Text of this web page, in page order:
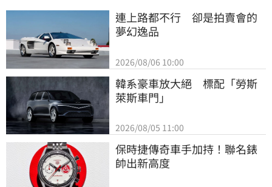
連上路都不行　卻是拍賣會的
夢幻逸品
2026/08/06 10:00
韓系豪車放大絕　標配「勞斯
萊斯車門」
2026/08/05 11:00
保時捷傳奇車手加持！聯名錶
帥出新高度